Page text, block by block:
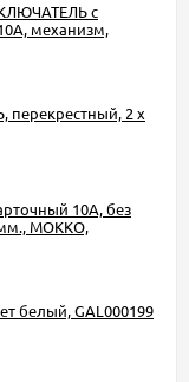
с
механизм,
2 x
10А, без
МОККО,
белый, GAL000199